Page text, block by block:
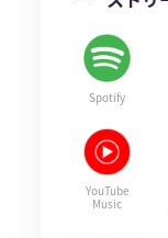
Spotify
YouTube
Music